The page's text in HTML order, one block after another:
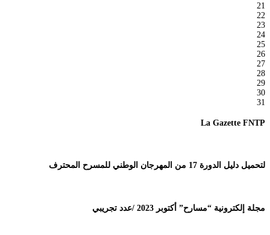
21
22
23
24
25
26
27
28
29
30
31
La Gazette FNTP
لتحميل دليل الدورة 17 من المهرجان الوطني للمسرح المحترف
مجلة إلكترونية “مسارح” أكتوبر 2023 /عدد تجريبي